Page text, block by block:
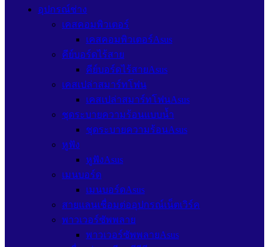
อุปกรณ์ช่าง
เคสคอมพิวเตอร์
เคสคอมพิวเตอร์Asus
คีย์บอร์ดไร้สาย
คีย์บอร์ดไร้สายAsus
เคสเปล่าสมาร์ทโฟน
เคสเปล่าสมาร์ทโฟนAsus
ชุดระบายความร้อนแบบน้ำ
ชุดระบายความร้อนAsus
หูฟัง
หูฟังAsus
เมนบอร์ด
เมนบอร์ดAsus
สายแลนเชื่อมต่ออุปกรณ์เน็ตเวิร์ค
พาวเวอร์ซัพพลาย
พาวเวอร์ซัพพลายAsus